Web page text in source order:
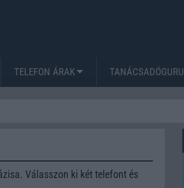
TELEFON ÁRAK TANÁCSADÓGURU
Válasszon ki két telefont és